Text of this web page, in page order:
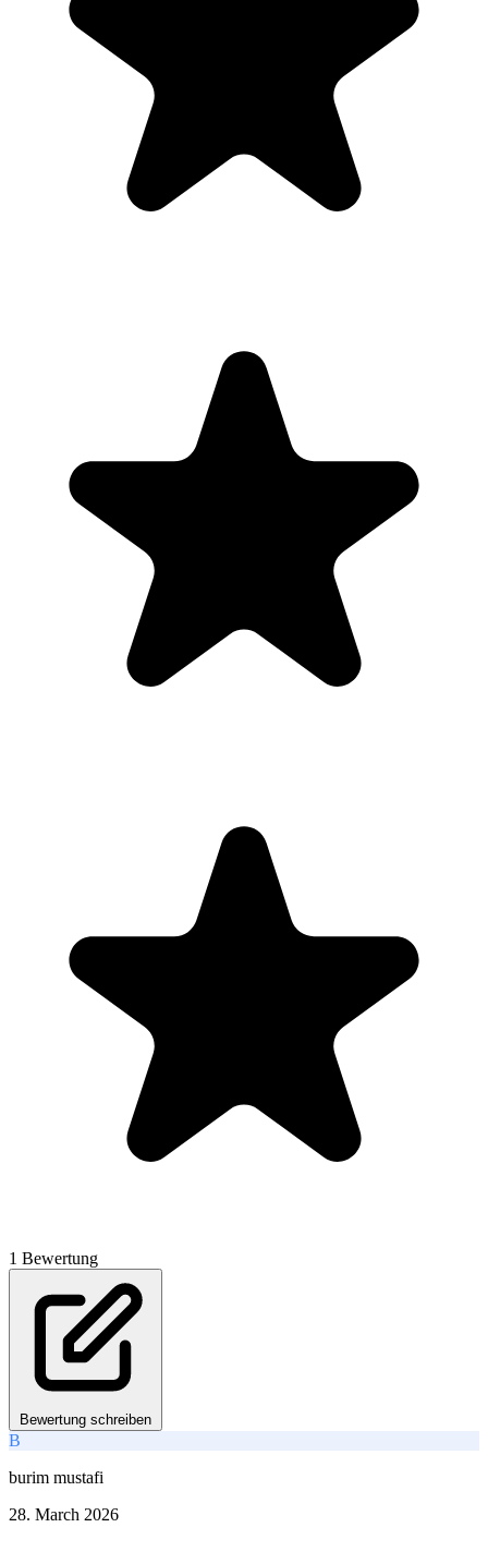
1 Bewertung
Bewertung schreiben
B
burim mustafi
28. March 2026